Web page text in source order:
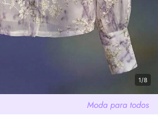
1/8